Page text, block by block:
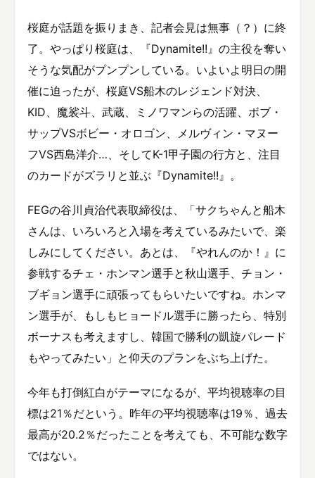
桜庭が話題を振りまき、記者会見は無事（？）に終
了。やっぱり桜庭は、『Dynamite!!』の主役を奪い
そうな気配がプンプンしている。いよいよ明日の開
催に迫ったが、桜庭VS船木のレジェンド対決、
KID、魔裟斗、武蔵、ミノワマンらの活躍、ボブ・
サップVSボビー・オロゴン、メルヴィン・マヌー
フVS西島洋介…、そしてK-1甲子園の行方と、注目
のカードがズラリと並ぶ『Dynamite!!』。
FEGの谷川貞治代表取締役は、「サクちゃんと船木
さんは、いろいろと入場を考えているみたいで、楽
しみにしてください。あとは、『やれんのか！』に
参戦するチェ・ホンマン選手と秋山選手、チョン・
ブギョン選手に頑張ってもらいたいですね。ホンマ
ン選手が、もしもヒョードル選手に勝ったら、特別
ボーナスも考えますし、韓国で勝利の凱旋パレード
もやってみたい」と仰天のプランをぶち上げた。
今年も打倒紅白がテーマになるが、平均視聴率の目
標は21％だという。昨年の平均視聴率は19％、過去
最高が20.2％だったことを考えても、不可能な数字
ではない。